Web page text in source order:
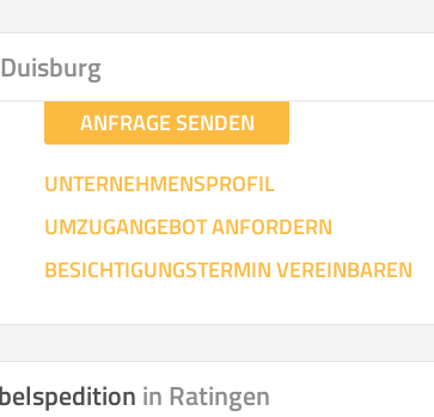
.
Stunden
€ -€ .
ANFRAGE SENDEN
UNTERNEHMENSPROFIL
UMZUGANGEBOT ANFORDERN
BESICHTIGUNGSTERMIN VEREINBAREN
in Ratingen